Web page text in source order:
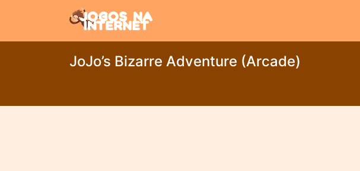
JoJo’s Bizarre Adventure (Arcade)